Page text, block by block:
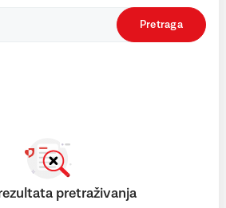
Pretraga
pretraživanja